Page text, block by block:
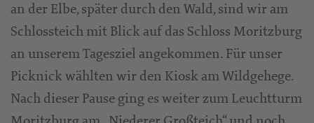
an der Elbe, später durch den Wald, sind wir am
Schlossteich mit Blick auf das Schloss Moritzburg
an unserem Tagesziel angekommen. Für unser
Picknick wählten wir den Kiosk am Wildgehege.
Nach dieser Pause ging es weiter zum Leuchtturm